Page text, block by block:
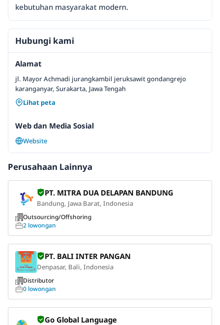
kebutuhan masyarakat modern.
Hubungi kami
Alamat
jl. Mayor Achmadi jurangkambil jeruksawit gondangrejo
karanganyar, Surakarta, Jawa Tengah
Lihat peta
Web dan Media Sosial
Website
Perusahaan Lainnya
PT. MITRA DUA DELAPAN BANDUNG
Bandung, Jawa Barat, Indonesia
Outsourcing/Offshoring
2 lowongan
PT. BALI INTER PANGAN
Denpasar, Bali, Indonesia
Distributor
0 lowongan
Go Global Language